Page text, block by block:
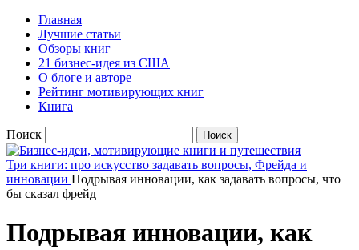
Главная
Лучшие статьи
Обзоры книг
21 бизнес-идея из США
О блоге и авторе
Рейтинг мотивирующих книг
Книга
Поиск
Три книги: про искусство задавать вопросы, Фрейда и
инновации Подрывая инновации, как задавать вопросы, что
бы сказал фрейд
Подрывая инновации, как